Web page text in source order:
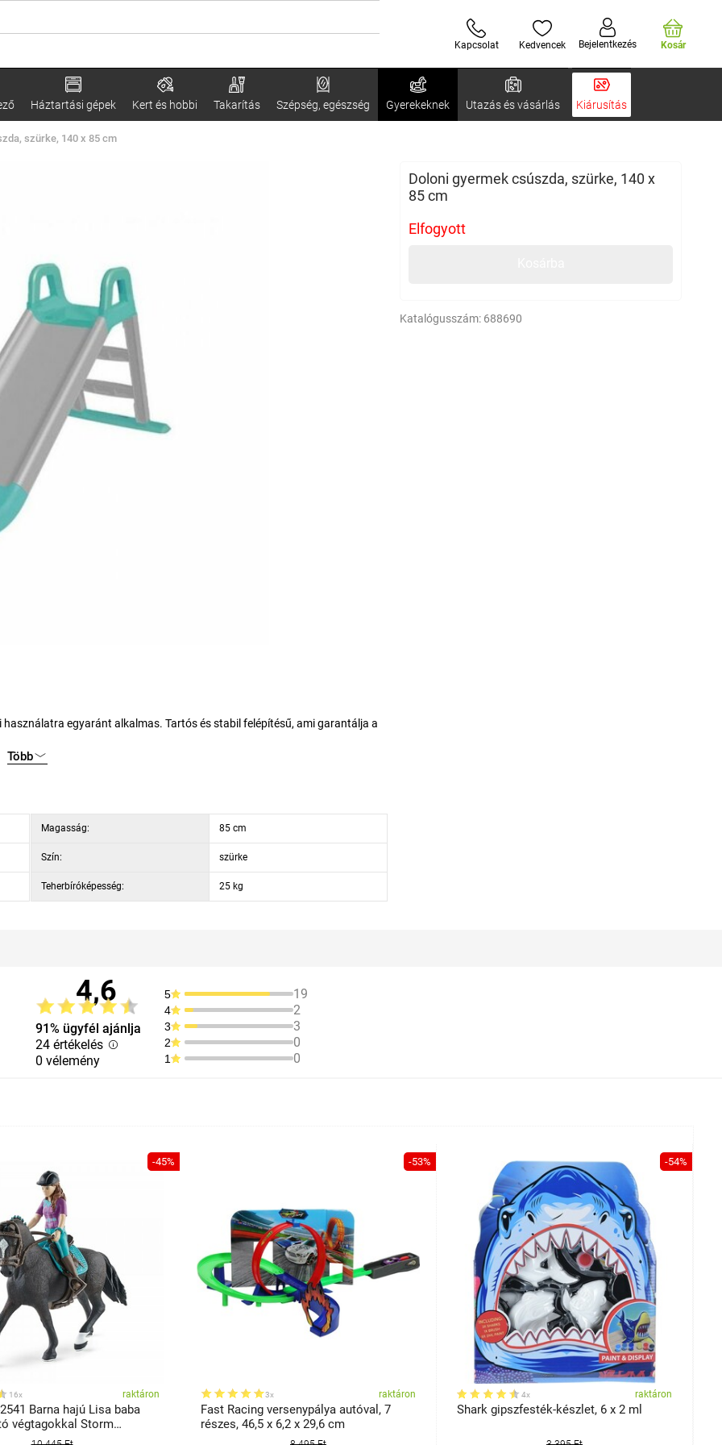
Kapcsolat Kedvencek Bejelentkezés Kosár
Háztartási gépek Kert és hobbi Takarítás Szépség, egészség Gyerekeknek Utazás és vásárlás Kiárusítás
szürke, 140 x 85 cm
Doloni gyermek csúszda, szürke, 140 x
85 cm
Elfogyott
Katalógusszám: 688690
Több
Magasság: 85 cm
Szín: szürke
Teherbíróképesség: 25 kg
4,6
91% ügyfél ajánlja
24 értékelés
0 vélemény
5 19
4 2
3 3
2 0
1 0
-45%
16x raktáron
Barna hajú Lisa baba
végtagokkal Storm
-53%
3x raktáron
Fast Racing versenypálya autóval, 7
részes, 46,5 x 6,2 x 29,6 cm
-54%
4x raktáron
Shark gipszfesték-készlet, 6 x 2 ml